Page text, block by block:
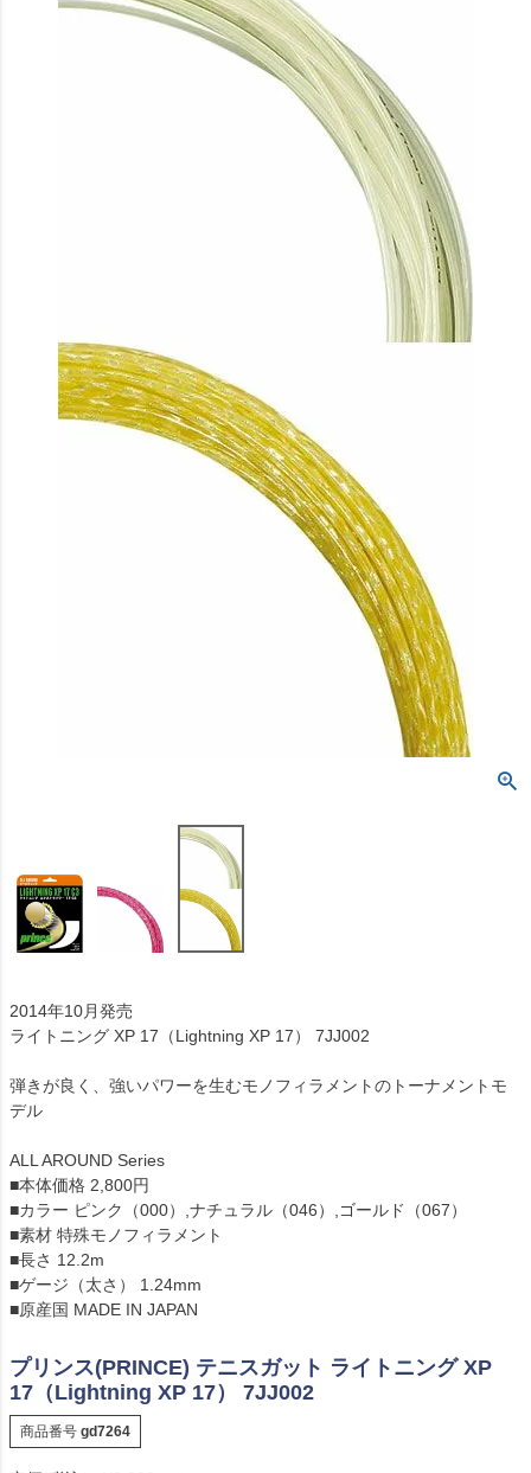
2014年10月発売
ライトニング XP 17（Lightning XP 17） 7JJ002
弾きが良く、強いパワーを生むモノフィラメントのトーナメントモ
デル
ALL AROUND Series
■本体価格 2,800円
■カラー ピンク（000）,ナチュラル（046）,ゴールド（067）
■素材 特殊モノフィラメント
■長さ 12.2m
■ゲージ（太さ） 1.24mm
■原産国 MADE IN JAPAN
プリンス(PRINCE) テニスガット ライトニング XP
17（Lightning XP 17） 7JJ002
商品番号 gd7264